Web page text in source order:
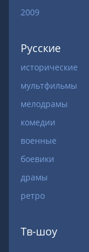
2009
Русские
исторические
мультфильмы
мелодрамы
комедии
военные
боевики
драмы
ретро
Тв-шоу